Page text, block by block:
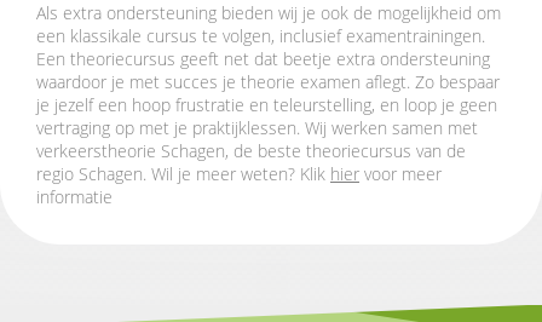
‌Als extra ondersteuning bieden wij je ook de mogelijkheid om
een klassikale cursus te volgen, inclusief examentrainingen.
Een theoriecursus geeft net dat beetje extra ondersteuning
waardoor je met succes je theorie examen aflegt. Zo bespaar
je jezelf een hoop frustratie en teleurstelling, en loop je geen
vertraging op met je praktijklessen. Wij werken samen met
verkeerstheorie Schagen, de beste theoriecursus van de
regio Schagen. Wil je meer weten? Klik hier voor meer
informatie